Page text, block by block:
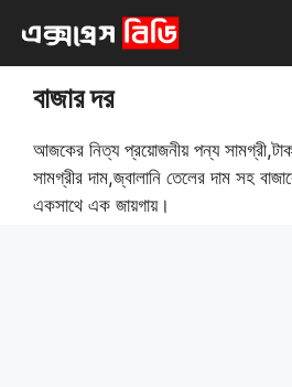
লেখায়
যান
বাজার দর
আজকের নিত্য প্রয়োজনীয় পন্য
সামগ্রীর দাম,জ্বালানি তেলের দাম সহ
একসাথে এক জায়গায়।